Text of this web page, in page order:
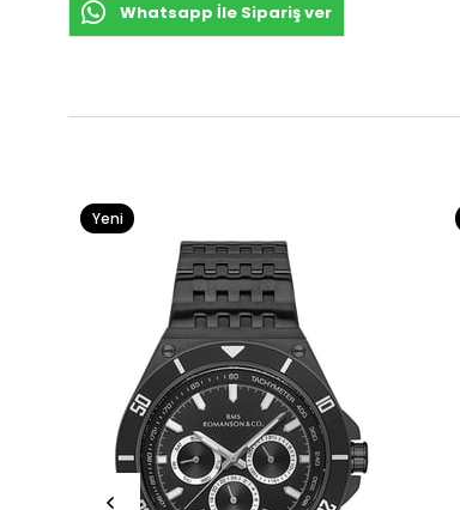
Whatsapp İle Sipariş ver
Yeni